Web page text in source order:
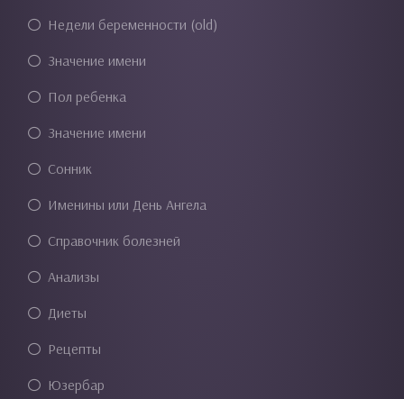
Недели беременности (old)
Значение имени
Пол ребенка
Значение имени
Сонник
Именины или День Ангела
Справочник болезней
Анализы
Диеты
Рецепты
Юзербар